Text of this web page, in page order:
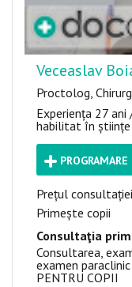
Veceaslav
Proctolog,
Experiența 27
habilitat în științe
Prețul
Primește copii
Consultaţia
Consultarea,
examen
PENTRU COPII